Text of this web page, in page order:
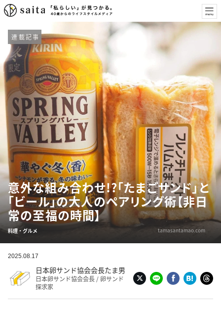
連載記事
意外な組み合わせ!?「たまごサンド」と
「ビール」の大人のペアリング術【非日
常の至福の時間】
料理・グルメ tamasantamao.com
2025.08.17
日本卵サンド協会会長たま男
日本卵サンド協会会長 / 卵サンド
探求家